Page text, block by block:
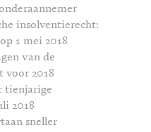
insolventierecht:
1 mei 2018
van de
voor 2018
tienjarige
2018
sneller